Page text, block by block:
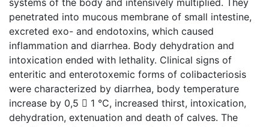
penetrated into mucous membrane of small intestine,
excreted exo- and endotoxins, which caused
inflammation and diarrhea. Body dehydration and
intoxication ended with lethality. Clinical signs of
enteritic and enterotoxemic forms of colibacteriosis
were characterized by diarrhea, body temperature
increase by 0,5  1 °С, increased thirst, intoxication,
dehydration, extenuation and death of calves. The